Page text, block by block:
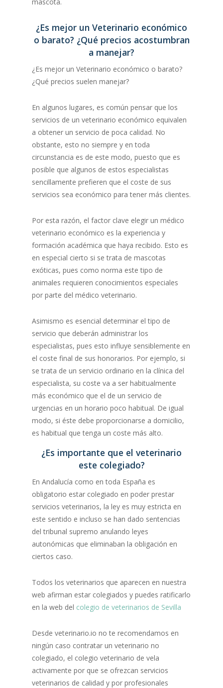
¿Es mejor un Veterinario económico
o barato? ¿Qué precios acostumbran
a manejar?
¿Es mejor un Veterinario económico o barato?
¿Qué precios suelen manejar?
En algunos lugares, es común pensar que los
servicios de un veterinario económico equivalen
a obtener un servicio de poca calidad. No
obstante, esto no siempre y en toda
circunstancia es de este modo, puesto que es
posible que algunos de estos especialistas
sencillamente prefieren que el coste de sus
servicios sea económico para tener más clientes.
Por esta razón, el factor clave elegir un médico
veterinario económico es la experiencia y
formación académica que haya recibido. Esto es
en especial cierto si se trata de mascotas
exóticas, pues como norma este tipo de
animales requieren conocimientos especiales
por parte del médico veterinario.
Asimismo es esencial determinar el tipo de
servicio que deberán administrar los
especialistas, pues esto influye sensiblemente en
el coste final de sus honorarios. Por ejemplo, si
se trata de un servicio ordinario en la clínica del
especialista, su coste va a ser habitualmente
más económico que el de un servicio de
urgencias en un horario poco habitual. De igual
modo, si éste debe proporcionarse a domicilio,
es habitual que tenga un coste más alto.
¿Es importante que el veterinario
este colegiado?
En Andalucía como en toda España es
obligatorio estar colegiado en poder prestar
servicios veterinarios, la ley es muy estricta en
este sentido e incluso se han dado sentencias
del tribunal supremo anulando leyes
autonómicas que eliminaban la obligación en
ciertos caso.
Todos los veterinarios que aparecen en nuestra
web afirman estar colegiados y puedes ratificarlo
en la web del colegio de veterinarios de Sevilla
Desde veterinario.io no te recomendamos en
ningún caso contratar un veterinario no
colegiado, el colegio veterinario de vela
activamente por que se ofrezcan servicios
veterinarios de calidad y por profesionales